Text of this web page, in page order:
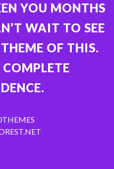
YOU MONTHS
WAIT TO SEE
OF THIS.